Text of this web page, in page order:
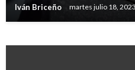
Iván Briceño martes julio 18, 2023